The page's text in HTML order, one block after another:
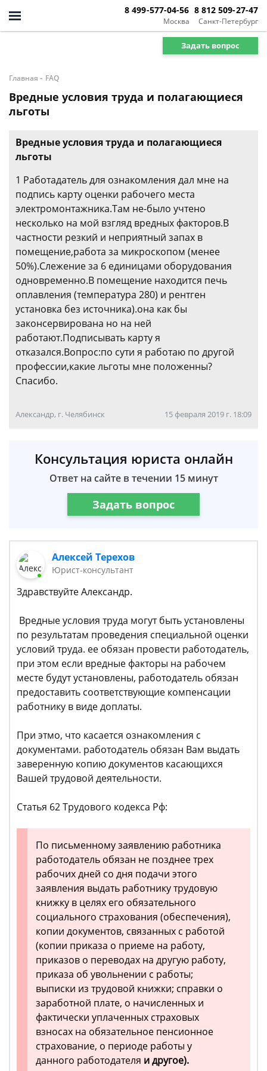
Москва
8 499-577-04-56
Санкт-Петербург
8 812 509-27-47
Задать вопрос
Главная - FAQ
Вредные условия труда и полагающиеся
льготы
Вредные условия труда и полагающиеся
льготы
1 Работадатель для ознакомления дал мне на
подпись карту оценки рабочего места
электромонтажника.Там не-было учтено
несколько на мой взгляд вредных факторов.В
частности резкий и неприятный запах в
помещение,работа за микроскопом (менее
50%).Слежение за 6 единицами оборудования
одновременно.В помещение находится печь
оплавления (температура 280) и рентген
установка без источника).она как бы
законсервирована но на ней
работают.Подписывать карту я
отказался.Вопрос:по сути я работаю по другой
профессии,какие льготы мне положенны?
Спасибо.
Александр, г. Челябинск 15 февраля 2019 г. 18:09
Консультация юриста онлайн
Ответ на сайте в течении 15 минут
Задать вопрос
Алексей Терехов
Юрист-консультант
Здравствуйте Александр.
Вредные условия труда могут быть установлены
по результатам проведения специальной оценки
условий труда. ее обязан провести работодатель,
при этом если вредные факторы на рабочем
месте будут установлены, работодатель обязан
предоставить соответствующие компенсации
работнику в виде доплаты.
При этмо, что касается ознакомления с
документами. работодатель обязан Вам выдать
заверенную копию документов касающихся
Вашей трудовой деятельности.
Статья 62 Трудового кодекса Рф:
По письменному заявлению работника
работодатель обязан не позднее трех
рабочих дней со дня подачи этого
заявления выдать работнику трудовую
книжку в целях его обязательного
социального страхования (обеспечения),
копии документов, связанных с работой
(копии приказа о приеме на работу,
приказов о переводах на другую работу,
приказа об увольнении с работы;
выписки из трудовой книжки; справки о
заработной плате, о начисленных и
фактически уплаченных страховых
взносах на обязательное пенсионное
страхование, о периоде работы у
данного работодателя и другое).